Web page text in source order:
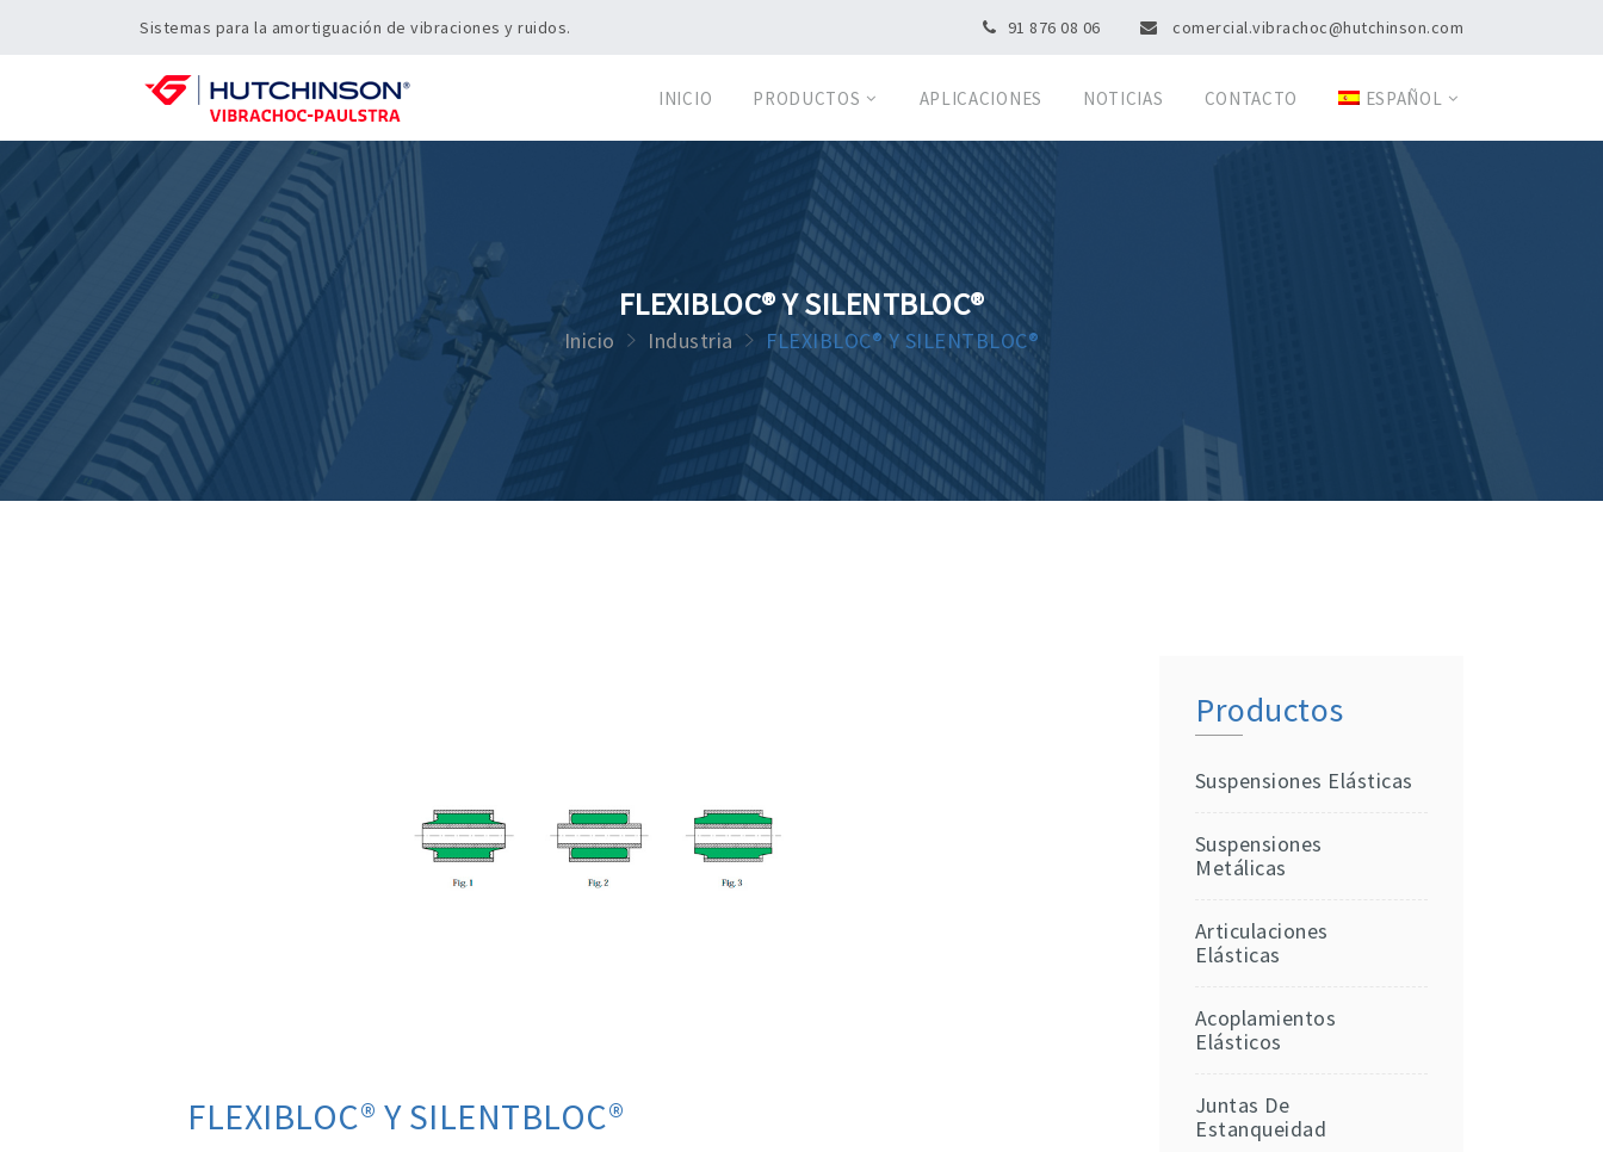
Sistemas para la amortiguación de vibraciones y ruidos. 91 876 08 06 comercial.vibrachoc@hutchinson.com
INICIO PRODUCTOS APLICACIONES NOTICIAS CONTACTO ESPAÑOL
FLEXIBLOC® Y SILENTBLOC®
Inicio Industria FLEXIBLOC® Y SILENTBLOC®
FLEXIBLOC® Y SILENTBLOC®
Productos
Suspensiones Elásticas
Suspensiones
Metálicas
Articulaciones
Elásticas
Acoplamientos
Elásticos
Juntas De
Estanqueidad